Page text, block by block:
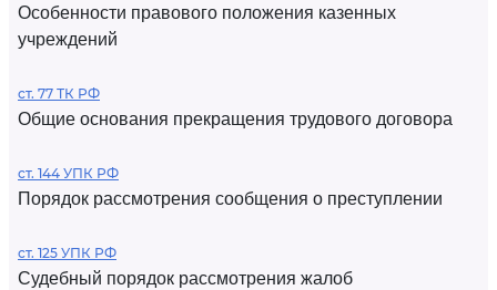
Особенности правового положения казенных
учреждений
ст. 77 ТК РФ
Общие основания прекращения трудового договора
ст. 144 УПК РФ
Порядок рассмотрения сообщения о преступлении
ст. 125 УПК РФ
Судебный порядок рассмотрения жалоб